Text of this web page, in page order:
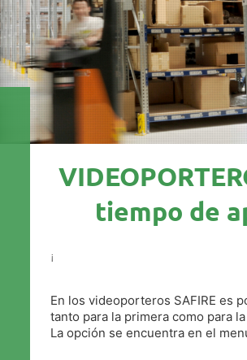
tiempo de
¡
En los videoporteros SAFIRE es
tanto para la primera como para
La opción se encuentra en el